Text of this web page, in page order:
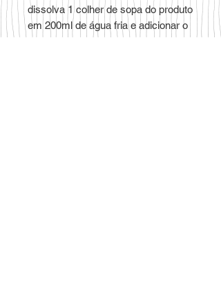
dissolva 1 colher de sopa do produto
em 200ml de água fria e adicionar o
banho de tingimento.